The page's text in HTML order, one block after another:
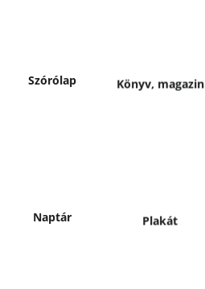
Szórólap Könyv, magazin
Naptár Plakát